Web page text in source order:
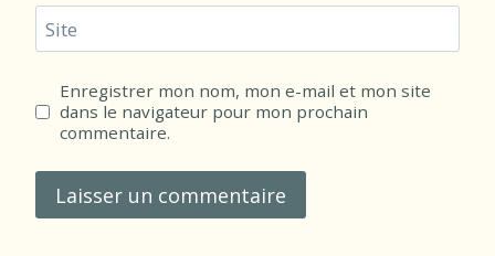
Site
Enregistrer mon nom, mon e-mail et mon site
dans le navigateur pour mon prochain
commentaire.